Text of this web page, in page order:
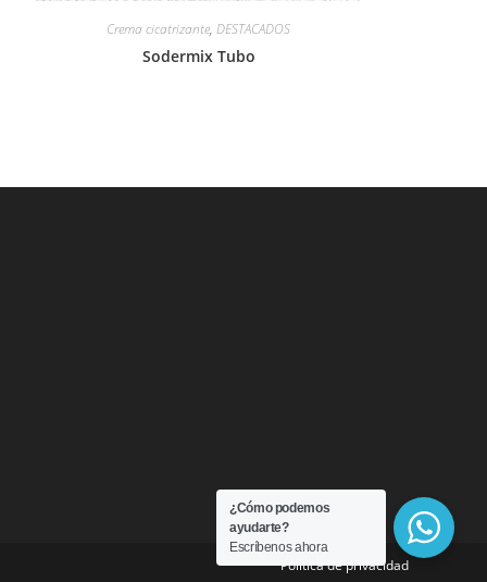
Crema cicatrizante,DESTACADOS
Sodermix Tubo
Política de privacidad
¿Cómo podemos
ayudarte?
Escríbenos ahora